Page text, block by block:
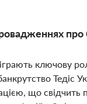
про
ключову
Тедіс
що свідчить